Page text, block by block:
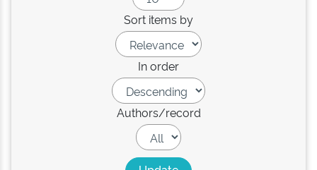
Sort items by
In order
Authors/record